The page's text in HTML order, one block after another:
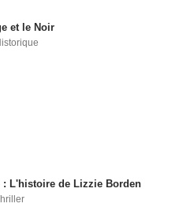
et le Noir
: L'histoire de Lizzie Borden